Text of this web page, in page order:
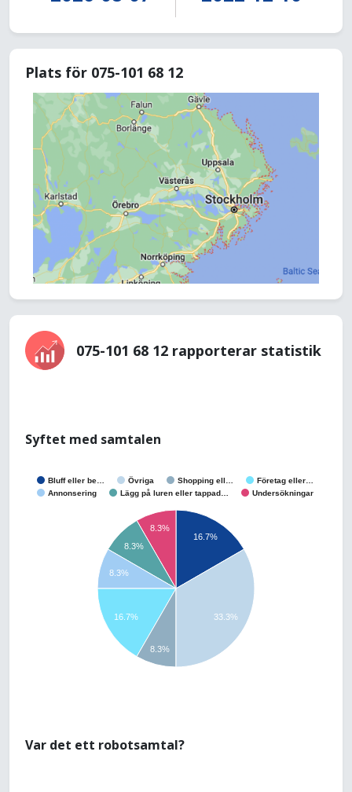
Plats för 075-101 68 12
075-101 68 12 rapporterar statistik
Syftet med samtalen
Bluff eller be… Övriga Shopping ell…
Företag eller…
Annonsering
Lägg på luren eller tappad… Undersökningar
16.7%
8.3%
8.3%
8.3%
16.7%
8.3%
33.3%
Var det ett robotsamtal?